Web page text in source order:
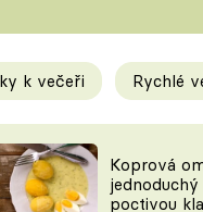
Tipy a triky
KAM ZA JÍDLEM
k večeři Rychlé
Koprová
poctivou